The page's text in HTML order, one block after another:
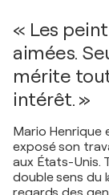
« Les
aimées.
mérite
intérêt. »
Mario Henrique
exposé son
aux États-Unis.
double sens du